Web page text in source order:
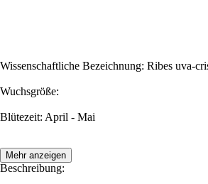
Wissenschaftliche Bezeichnung: Ribes uva-
Wuchsgröße:
Blütezeit: April - Mai
Beschreibung:
Mehr anzeigen